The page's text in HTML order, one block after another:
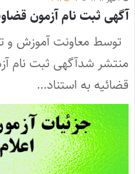
آگهی ثبت نام آزمون قضاوت
توسط معاونت آموزش و
قضائیه به استناد…